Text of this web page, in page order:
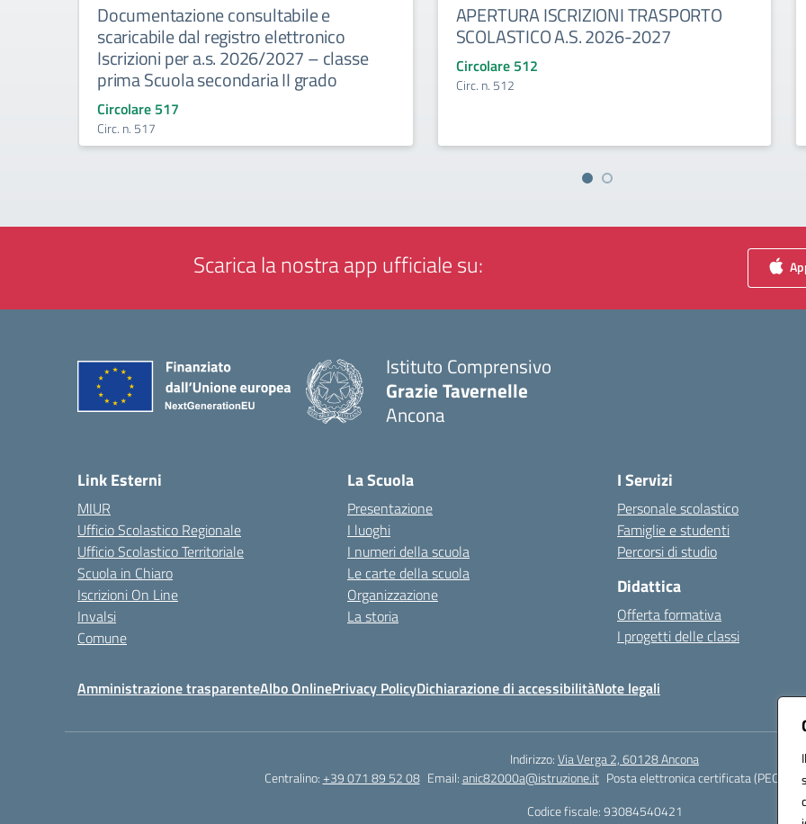
Documentazione consultabile e
scaricabile dal registro elettronico
Iscrizioni per a.s. 2026/2027 – classe
prima Scuola secondaria II grado
Circolare 517
Circ. n. 517
APERTURA ISCRIZIONI TRASPORTO
SCOLASTICO A.S. 2026-2027
Circolare 512
Circ. n. 512
Scarica la nostra app ufficiale su:
Istituto Comprensivo
Grazie Tavernelle
Ancona
Link Esterni
MIUR
Ufficio Scolastico Regionale
Ufficio Scolastico Territoriale
Scuola in Chiaro
Iscrizioni On Line
Invalsi
Comune
La Scuola
Presentazione
I luoghi
I numeri della scuola
Le carte della scuola
Organizzazione
La storia
I Servizi
Personale scolastico
Famiglie e studenti
Percorsi di studio
Didattica
Offerta formativa
I progetti delle classi
Amministrazione trasparenteAlbo OnlinePrivacy PolicyDichiarazione di accessibilitàNote legali
Indirizzo:Via Verga 2, 60128 Ancona
Centralino:+39 071 89 52 08 Email:anic82000a@istruzione.it Posta elettronica certificata (PEC):
Codice fiscale: 93084540421